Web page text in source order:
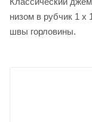
низом в рубчик 1 x
швы горловины.